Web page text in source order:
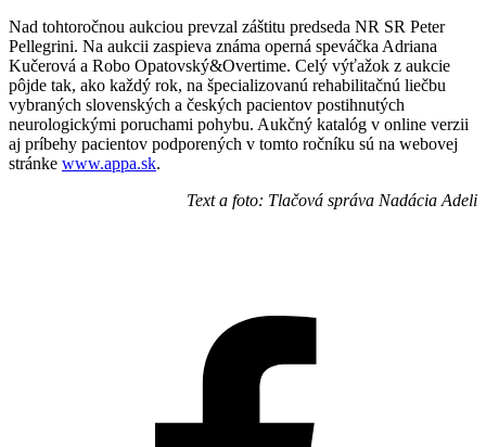
Nad tohtoročnou aukciou prevzal záštitu predseda NR SR Peter
Pellegrini. Na aukcii zaspieva známa operná speváčka Adriana
Kučerová a Robo Opatovský&Overtime. Celý výťažok z aukcie
pôjde tak, ako každý rok, na špecializovanú rehabilitačnú liečbu
vybraných slovenských a českých pacientov postihnutých
neurologickými poruchami pohybu. Aukčný katalóg v online verzii
aj príbehy pacientov podporených v tomto ročníku sú na webovej
stránke www.appa.sk.
Text a foto: Tlačová správa Nadácia Adeli